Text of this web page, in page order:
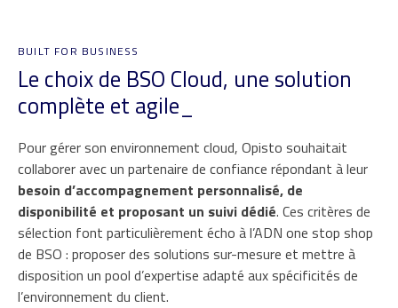
BUILT FOR BUSINESS
Le choix de BSO Cloud, une solution
complète et agile_
Pour gérer son environnement cloud, Opisto souhaitait
collaborer avec un partenaire de confiance répondant à leur
besoin d’accompagnement personnalisé, de
disponibilité et proposant un suivi dédié. Ces critères de
sélection font particulièrement écho à l’ADN one stop shop
de BSO : proposer des solutions sur-mesure et mettre à
disposition un pool d’expertise adapté aux spécificités de
l’environnement du client.